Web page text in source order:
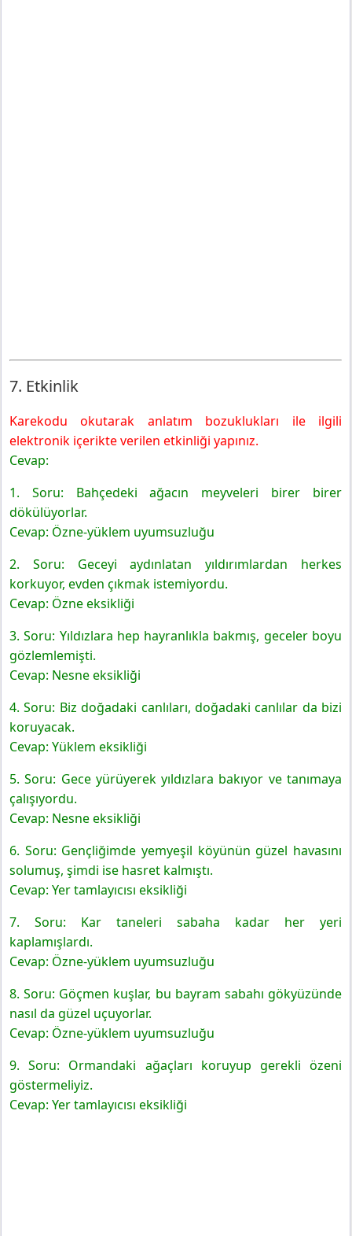
7. Etkinlik
Karekodu okutarak anlatım bozuklukları ile ilgili
elektronik içerikte verilen etkinliği yapınız.
Cevap:
1. Soru: Bahçedeki ağacın meyveleri birer birer
dökülüyorlar.
Cevap: Özne-yüklem uyumsuzluğu
2. Soru: Geceyi aydınlatan yıldırımlardan herkes
korkuyor, evden çıkmak istemiyordu.
Cevap: Özne eksikliği
3. Soru: Yıldızlara hep hayranlıkla bakmış, geceler boyu
gözlemlemişti.
Cevap: Nesne eksikliği
4. Soru: Biz doğadaki canlıları, doğadaki canlılar da bizi
koruyacak.
Cevap: Yüklem eksikliği
5. Soru: Gece yürüyerek yıldızlara bakıyor ve tanımaya
çalışıyordu.
Cevap: Nesne eksikliği
6. Soru: Gençliğimde yemyeşil köyünün güzel havasını
solumuş, şimdi ise hasret kalmıştı.
Cevap: Yer tamlayıcısı eksikliği
7. Soru: Kar taneleri sabaha kadar her yeri
kaplamışlardı.
Cevap: Özne-yüklem uyumsuzluğu
8. Soru: Göçmen kuşlar, bu bayram sabahı gökyüzünde
nasıl da güzel uçuyorlar.
Cevap: Özne-yüklem uyumsuzluğu
9. Soru: Ormandaki ağaçları koruyup gerekli özeni
göstermeliyiz.
Cevap: Yer tamlayıcısı eksikliği